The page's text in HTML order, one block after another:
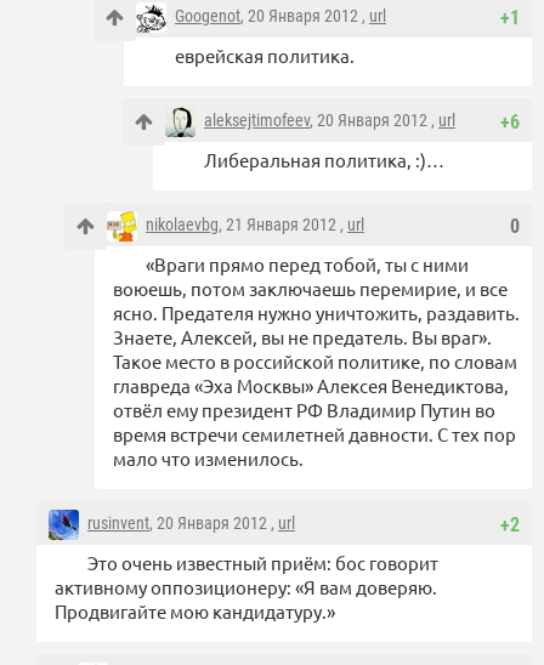
+1
Googenot, 20 Января 2012 , url
еврейская политика.
+6
aleksejtimofeev, 20 Января 2012 , url
Либеральная политика, :)…
0
nikolaevbg, 21 Января 2012 , url
«Враги прямо перед тобой, ты с ними
воюешь, потом заключаешь перемирие, и все
ясно. Предателя нужно уничтожить, раздавить.
Знаете, Алексей, вы не предатель. Вы враг».
Такое место в российской политике, по словам
главреда «Эха Москвы» Алексея Венедиктова,
отвёл ему президент РФ Владимир Путин во
время встречи семилетней давности. С тех пор
мало что изменилось.
+2
rusinvent, 20 Января 2012 , url
Это очень известный приём: бос говорит
активному оппозиционеру: «Я вам доверяю.
Продвигайте мою кандидатуру.»